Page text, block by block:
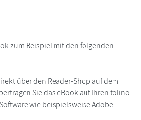
zum Beispiel mit den folgenden
über den Reader-Shop auf dem
Sie das eBook auf Ihren tolino
wie beispielsweise Adobe